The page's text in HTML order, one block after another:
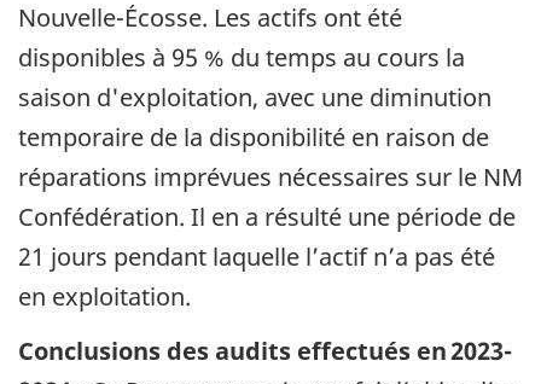
Nouvelle-Écosse. Les actifs ont été
disponibles à 95 % du temps au cours la
saison d'exploitation, avec une diminution
temporaire de la disponibilité en raison de
réparations imprévues nécessaires sur le NM
Confédération. Il en a résulté une période de
21 jours pendant laquelle l’actif n’a pas été
en exploitation.
Conclusions des audits effectués en 2023-